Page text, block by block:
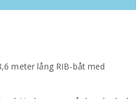
meter lång RIB-båt med